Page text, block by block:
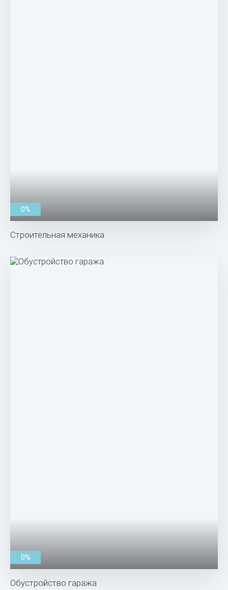
0%
Строительная механика
0%
Обустройство гаража